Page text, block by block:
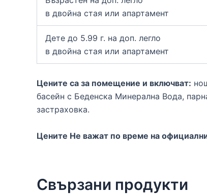
в двойна стая или апартамент
Дете до 5.99 г. на доп. легло
в двойна стая или апартамент
Цените са за помещение и включват:
басейн с Беденска Минерална Вода,
застраховка.
Цените Не важат по време на
Свързани продукти